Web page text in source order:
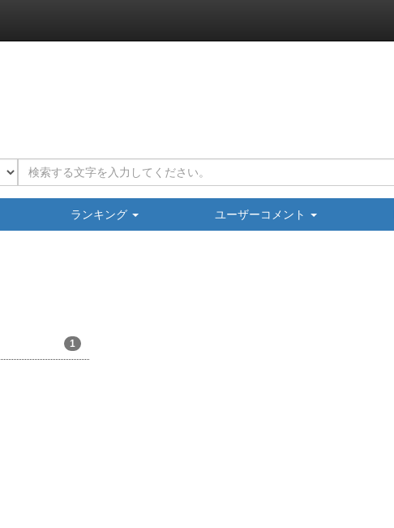
ランキング ユーザーコメント
1